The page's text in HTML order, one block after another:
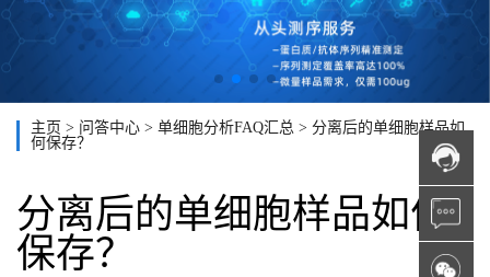
主页 > 问答中心 > 单细胞分析FAQ汇总 > 分离后的单细胞样品如
何保存？
分离后的单细胞样品如何
保存？